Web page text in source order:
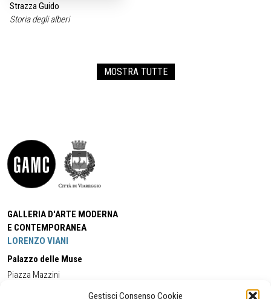
Gestisci Consenso Cookie
Strazza Guido
Storia degli alberi
MOSTRA TUTTE
GALLERIA D'ARTE MODERNA
E CONTEMPORANEA
LORENZO VIANI
Palazzo delle Muse
Piazza Mazzini